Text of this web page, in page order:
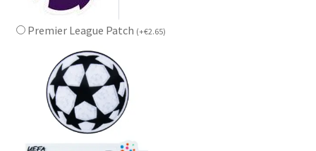
Premier League Patch (+€2.65)